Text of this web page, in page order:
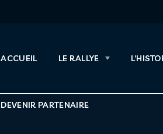
ACCUEIL LE RALLYE
DEVENIR PARTENAIRE